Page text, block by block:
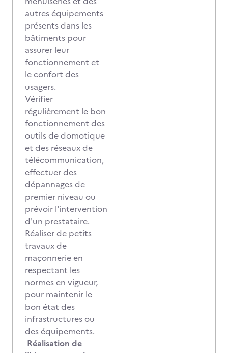
autres équipements
présents dans les
bâtiments pour
assurer leur
fonctionnement et
le confort des
usagers.
Vérifier
régulièrement le bon
fonctionnement des
outils de domotique
et des réseaux de
télécommunication,
effectuer des
dépannages de
premier niveau ou
prévoir l'intervention
d'un prestataire.
Réaliser de petits
travaux de
maçonnerie en
respectant les
normes en vigueur,
pour maintenir le
bon état des
infrastructures ou
des équipements.
Réalisation de